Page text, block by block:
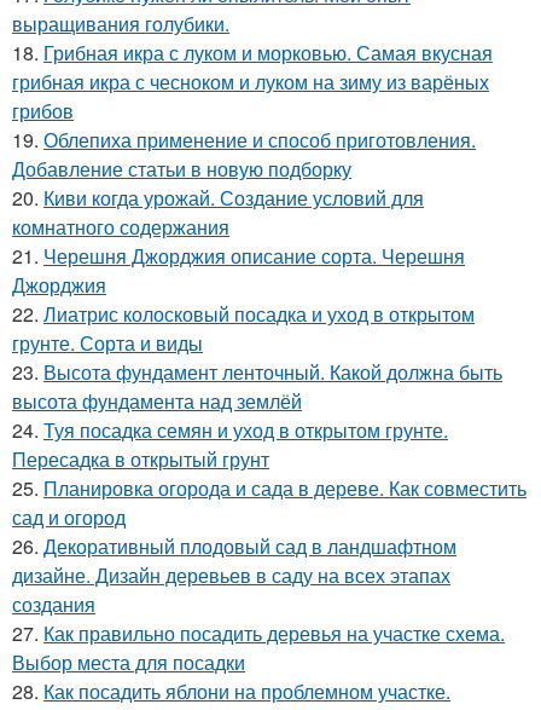
выращивания голубики.
18. Грибная икра с луком и морковью. Самая вкусная
грибная икра с чесноком и луком на зиму из варёных
грибов
19. Облепиха применение и способ приготовления.
Добавление статьи в новую подборку
20. Киви когда урожай. Создание условий для
комнатного содержания
21. Черешня Джорджия описание сорта. Черешня
Джорджия
22. Лиатрис колосковый посадка и уход в открытом
грунте. Сорта и виды
23. Высота фундамент ленточный. Какой должна быть
высота фундамента над землёй
24. Туя посадка семян и уход в открытом грунте.
Пересадка в открытый грунт
25. Планировка огорода и сада в дереве. Как совместить
сад и огород
26. Декоративный плодовый сад в ландшафтном
дизайне. Дизайн деревьев в саду на всех этапах
создания
27. Как правильно посадить деревья на участке схема.
Выбор места для посадки
28. Как посадить яблони на проблемном участке.